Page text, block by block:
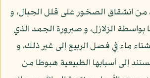
من انشقاق الصخور على قلل الجبال، و
الزلازل، و صيرورة الجمد الذي
ماء في فصل الربيع إلى غير ذلك، و
إلى أسبابها الطبيعية هبوطا من